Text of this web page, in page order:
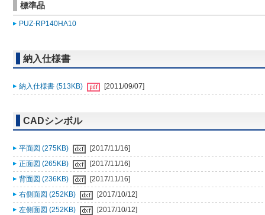
標準品
PUZ-RP140HA10
納入仕様書
納入仕様書 (513KB) [2011/09/07]
CADシンボル
平面図 (275KB)
[2017/11/16]
正面図 (265KB)
[2017/11/16]
背面図 (236KB)
[2017/11/16]
右側面図 (252KB)
[2017/10/12]
左側面図 (252KB)
[2017/10/12]